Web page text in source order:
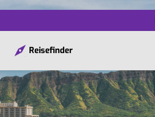
Reisefinder